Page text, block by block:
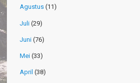
Agustus (11)
Juli (29)
Juni (76)
Mei (33)
April (38)